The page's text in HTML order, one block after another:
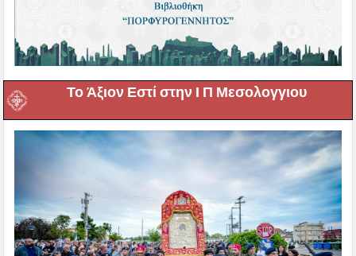
Το Άξιον Εστί στην Ι Π Μεσολογγιου